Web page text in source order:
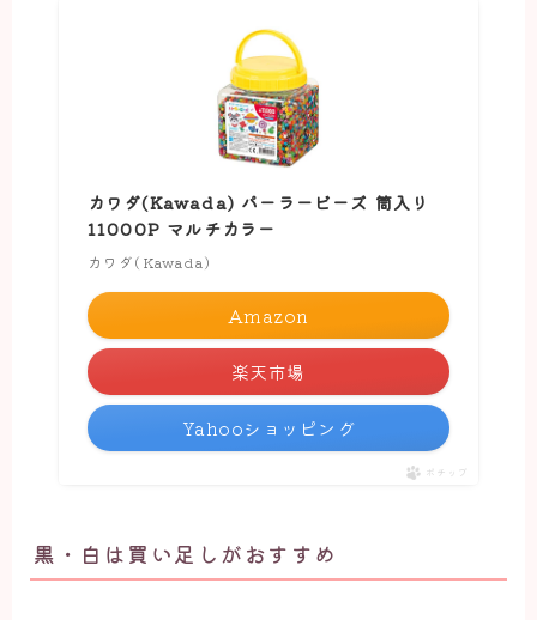
カワダ(Kawada) パーラービーズ 筒入り
11000P マルチカラー
カワダ(Kawada)
Amazon
楽天市場
Yahooショッピング
ポチップ
黒・白は買い足しがおすすめ